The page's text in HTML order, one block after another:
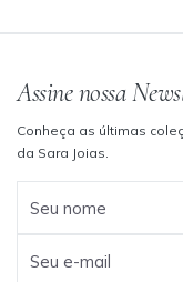
Assine nossa
Conheça as últimas
da Sara Joias.
Seu nome
Seu e-mail